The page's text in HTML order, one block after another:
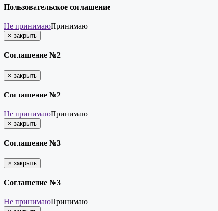
Пользовательское соглашение
Не принимаюПринимаю
× закрыть
Соглашение №2
× закрыть
Соглашение №2
Не принимаюПринимаю
× закрыть
Соглашение №3
× закрыть
Соглашение №3
Не принимаюПринимаю